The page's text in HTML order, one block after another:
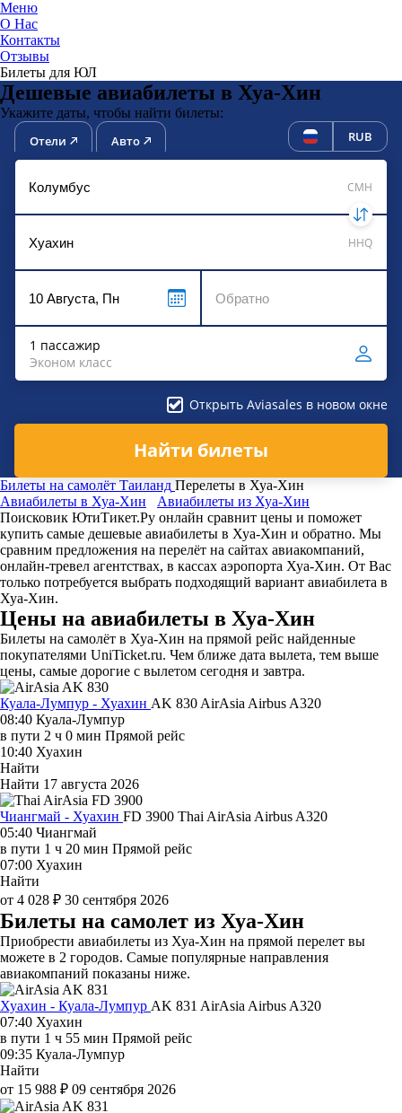
Меню
О Нас
Контакты
Отзывы
Билеты для ЮЛ
Дешевые авиабилеты в Хуа-Хин
Укажите даты, чтобы найти билеты:
Отели Авто RUB
CMH
HHQ
1 пассажир
Эконом класс
Открыть Aviasales в новом окне
Найти билеты
Билеты на самолёт Таиланд Перелеты в Хуа-Хин
Авиабилеты в Хуа-Хин
Авиабилеты из Хуа-Хин
Поисковик ЮтиТикет.Ру онлайн сравнит цены и поможет
купить самые дешевые авиабилеты в Хуа-Хин и обратно. Мы
сравним предложения на перелёт на сайтах авиакомпаний,
онлайн-тревел агентствах, в кассах аэропорта Хуа-Хин. От Вас
только потребуется выбрать подходящий вариант авиабилета в
Хуа-Хин.
Цены на авиабилеты в Хуа-Хин
Билеты на самолёт в Хуа-Хин на прямой рейс найденные
покупателями UniTicket.ru. Чем ближе дата вылета, тем выше
цены, самые дорогие с вылетом сегодня и завтра.
Куала-Лумпур - Хуахин AK 830 AirAsia Airbus A320
08:40 Куала-Лумпур
в пути 2 ч 0 мин Прямой рейс
10:40 Хуахин
Найти
Найти 17 августа 2026
Чиангмай - Хуахин FD 3900 Thai AirAsia Airbus A320
05:40 Чиангмай
в пути 1 ч 20 мин Прямой рейс
07:00 Хуахин
Найти
от 4 028 ₽ 30 сентября 2026
Билеты на самолет из Хуа-Хин
Приобрести авиабилеты из Хуа-Хин на прямой перелет вы
можете в 2 городов. Самые популярные направления
авиакомпаний показаны ниже.
Хуахин - Куала-Лумпур AK 831 AirAsia Airbus A320
07:40 Хуахин
в пути 1 ч 55 мин Прямой рейс
09:35 Куала-Лумпур
Найти
от 15 988 ₽ 09 сентября 2026